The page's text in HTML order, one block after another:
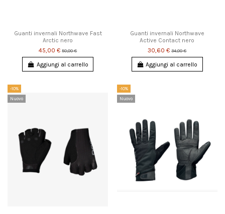
Guanti invernali Northwave Fast
Arctic nero
45,00 € 50,00 €
Aggiungi al carrello
Guanti invernali Northwave
Active Contact nero
30,60 € 34,00 €
Aggiungi al carrello
-10%
Nuovo
-10%
Nuovo